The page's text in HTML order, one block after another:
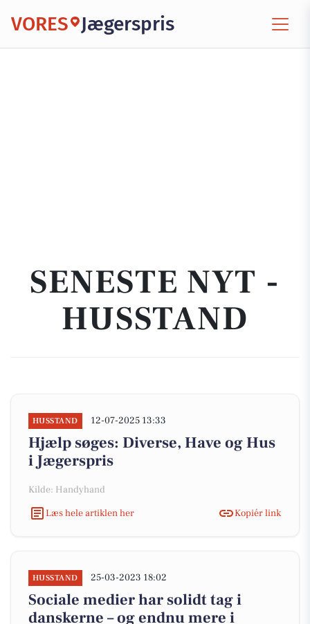
VORES Jægerspris
SENESTE NYT -
HUSSTAND
HUSSTAND 12-07-2025 13:33
Hjælp søges: Diverse, Have og Hus
i Jægerspris
Kilde: Handyhand
Læs hele artiklen her
Kopiér link
HUSSTAND 25-03-2023 18:02
Sociale medier har solidt tag i
danskerne – og endnu mere i